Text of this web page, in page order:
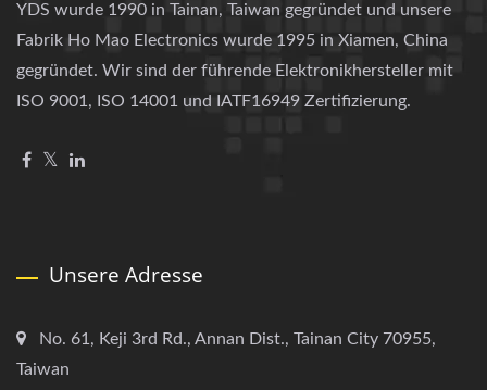
YDS wurde 1990 in Tainan, Taiwan gegründet und unsere
Fabrik Ho Mao Electronics wurde 1995 in Xiamen, China
gegründet. Wir sind der führende Elektronikhersteller mit
ISO 9001, ISO 14001 und IATF16949 Zertifizierung.
Unsere Adresse
No. 61, Keji 3rd Rd., Annan Dist., Tainan City 70955,
Taiwan